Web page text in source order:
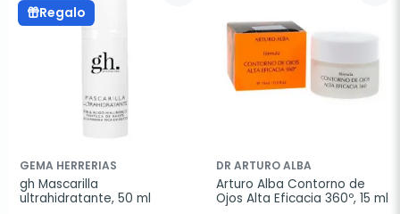
Regalo
GEMA HERRERIAS
gh Mascarilla
ultrahidratante, 50 ml
DR ARTURO ALBA
Arturo Alba Contorno de
Ojos Alta Eficacia 360º, 15 ml